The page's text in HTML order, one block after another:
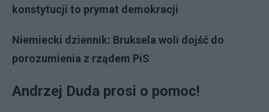
konstytucji to prymat demokracji
Niemiecki dziennik: Bruksela woli dojść do
porozumienia z rządem PiS
Andrzej Duda prosi o pomoc!